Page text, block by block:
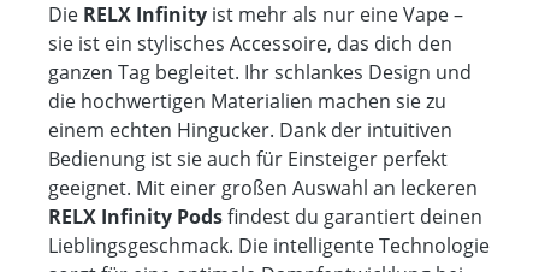
Die RELX Infinity ist mehr als nur eine Vape –
sie ist ein stylisches Accessoire, das dich den
ganzen Tag begleitet. Ihr schlankes Design und
die hochwertigen Materialien machen sie zu
einem echten Hingucker. Dank der intuitiven
Bedienung ist sie auch für Einsteiger perfekt
geeignet. Mit einer großen Auswahl an leckeren
RELX Infinity Podsfindest du garantiert deinen
Lieblingsgeschmack. Die intelligente Technologie